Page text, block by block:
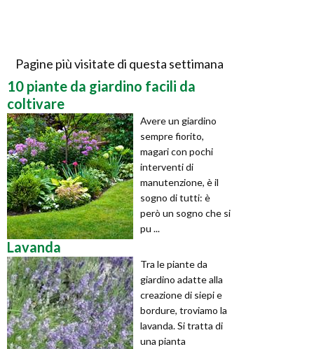
Pagine più visitate di questa settimana
10 piante da giardino facili da
coltivare
Avere un giardino
sempre fiorito,
magari con pochi
interventi di
manutenzione, è il
sogno di tutti: è
però un sogno che si
pu ...
Lavanda
Tra le piante da
giardino adatte alla
creazione di siepi e
bordure, troviamo la
lavanda. Si tratta di
una pianta